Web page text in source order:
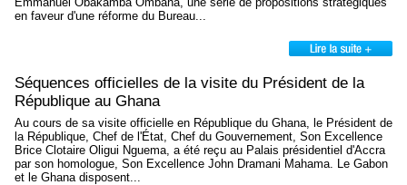
en faveur d'une réforme du Bureau...
Séquences officielles de la visite du Président de la
République au Ghana
Au cours de sa visite officielle en République du Ghana, le Président de
la République, Chef de l'État, Chef du Gouvernement, Son Excellence
Brice Clotaire Oligui Nguema, a été reçu au Palais présidentiel d'Accra
par son homologue, Son Excellence John Dramani Mahama. Le Gabon
et le Ghana disposent...